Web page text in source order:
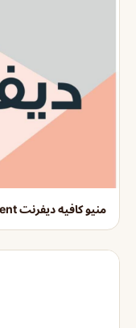
منيو كافيه ديفرنت Different (الاسعار+ المنيو+ الموقع)